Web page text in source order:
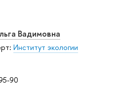
90
Вадимовна
Институт экологии